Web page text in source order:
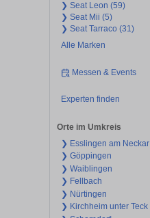
❯ Seat Leon (59)
❯ Seat Mii (5)
❯ Seat Tarraco (31)
Alle Marken
Messen & Events
Experten finden
Orte im Umkreis
❯ Esslingen am Neckar
❯ Göppingen
❯ Waiblingen
❯ Fellbach
❯ Nürtingen
❯ Kirchheim unter Teck